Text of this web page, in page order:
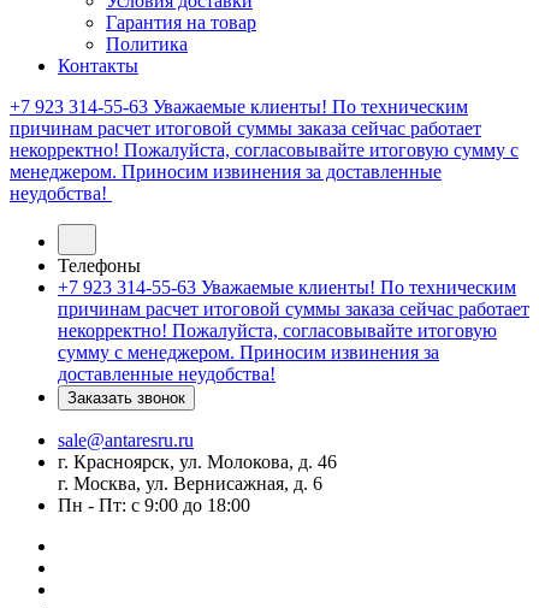
Гарантия на товар
Политика
Контакты
+7 923 314-55-63 Уважаемые клиенты! По техническим
причинам расчет итоговой суммы заказа сейчас работает
некорректно! Пожалуйста, согласовывайте итоговую сумму с
менеджером. Приносим извинения за доставленные
неудобства!
Телефоны
+7 923 314-55-63 Уважаемые клиенты! По техническим
причинам расчет итоговой суммы заказа сейчас работает
некорректно! Пожалуйста, согласовывайте итоговую
сумму с менеджером. Приносим извинения за
доставленные неудобства!
Заказать звонок
sale@antaresru.ru
г. Красноярск, ул. Молокова, д. 46
г. Москва, ул. Вернисажная, д. 6
Пн - Пт: с 9:00 до 18:00